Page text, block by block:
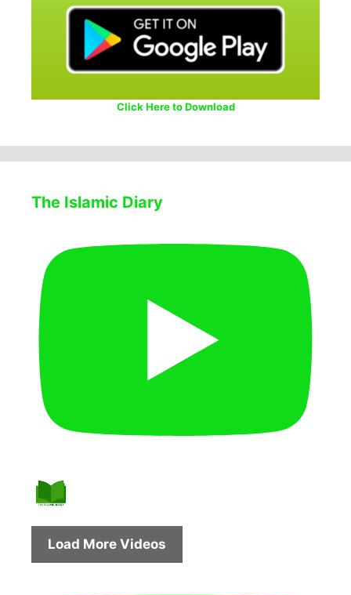
Click Here to Download
The Islamic Diary
Load More Videos